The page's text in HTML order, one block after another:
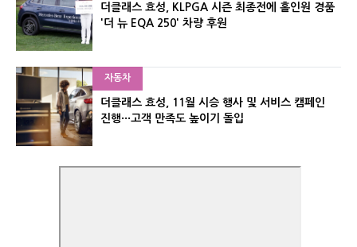
더클래스 효성, KLPGA 시즌 최종전에 홀인원 경품
'더 뉴 EQA 250' 차량 후원
자동차
더클래스 효성, 11월 시승 행사 및 서비스 캠페인
진행···고객 만족도 높이기 돌입